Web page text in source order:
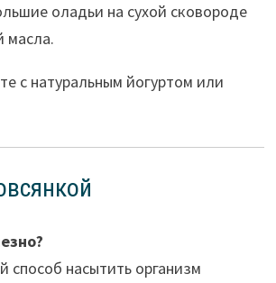
оладьи на сухой сковороде
масла.
с натуральным йогуртом или
способ насытить организм